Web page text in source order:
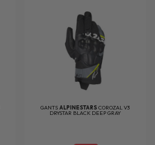
GANTSALPINESTARSCOROZAL V3
DRYSTAR BLACK DEEP GRAY